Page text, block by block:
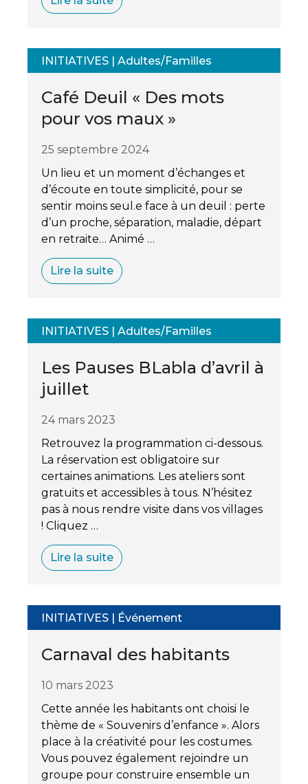
INITIATIVES | Adultes/Familles
Café Deuil « Des mots
pour vos maux »
25 septembre 2024
Un lieu et un moment d’échanges et
d’écoute en toute simplicité, pour se
sentir moins seul.e face à un deuil : perte
d’un proche, séparation, maladie, départ
en retraite… Animé …
Lire la suite
INITIATIVES | Adultes/Familles
Les Pauses BLabla d’avril à
juillet
24 mars 2023
Retrouvez la programmation ci-dessous.
La réservation est obligatoire sur
certaines animations. Les ateliers sont
gratuits et accessibles à tous. N’hésitez
pas à nous rendre visite dans vos villages
! Cliquez …
Lire la suite
INITIATIVES | Événement
Carnaval des habitants
10 mars 2023
Cette année les habitants ont choisi le
thème de « Souvenirs d’enfance ». Alors
place à la créativité pour les costumes.
Vous pouvez également rejoindre un
groupe pour construire ensemble un